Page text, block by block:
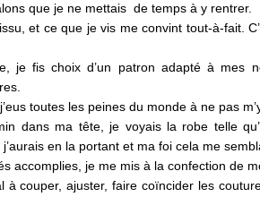
que je ne mettais de temps à y rentrer.
et ce que je vis me convint tout-à-fait.
je fis choix d’un patron adapté à mes
toutes les peines du monde à ne pas
dans ma tête, je voyais la robe telle
en la portant et ma foi cela me
accomplies, je me mis à la confection de
à couper, ajuster, faire coïncider les